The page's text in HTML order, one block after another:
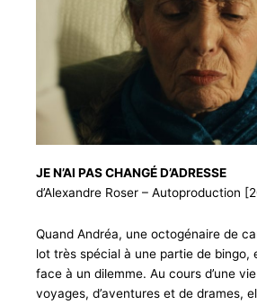
JE N’AI PAS CHANGÉ D’ADRESSE
d’Alexandre Roser – Autoproduction
Quand Andréa, une octogénaire de
lot très spécial à une partie de bingo,
face à un dilemme. Au cours d’une
voyages, d’aventures et de drames,